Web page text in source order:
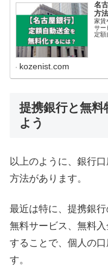
名
方法
家賃
サー
定額
kozenist.com
提携銀行と無料
よう
以上のように、銀行
方法があります。
最近は特に、提携銀
無料サービス、無料
することで、個人の
す。